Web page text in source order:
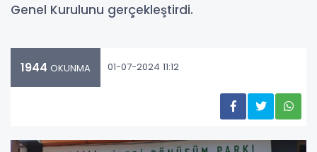
Genel Kurulunu gerçekleştirdi.
1944 OKUNMA 01-07-2024 11:12